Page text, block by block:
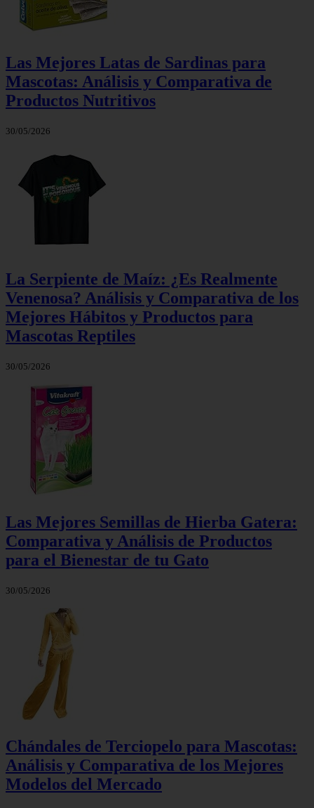
Las Mejores Latas de Sardinas para
Mascotas: Análisis y Comparativa de
Productos Nutritivos
30/05/2026
La Serpiente de Maíz: ¿Es Realmente
Venenosa? Análisis y Comparativa de los
Mejores Hábitos y Productos para
Mascotas Reptiles
30/05/2026
Las Mejores Semillas de Hierba Gatera:
Comparativa y Análisis de Productos
para el Bienestar de tu Gato
30/05/2026
Chándales de Terciopelo para Mascotas:
Análisis y Comparativa de los Mejores
Modelos del Mercado